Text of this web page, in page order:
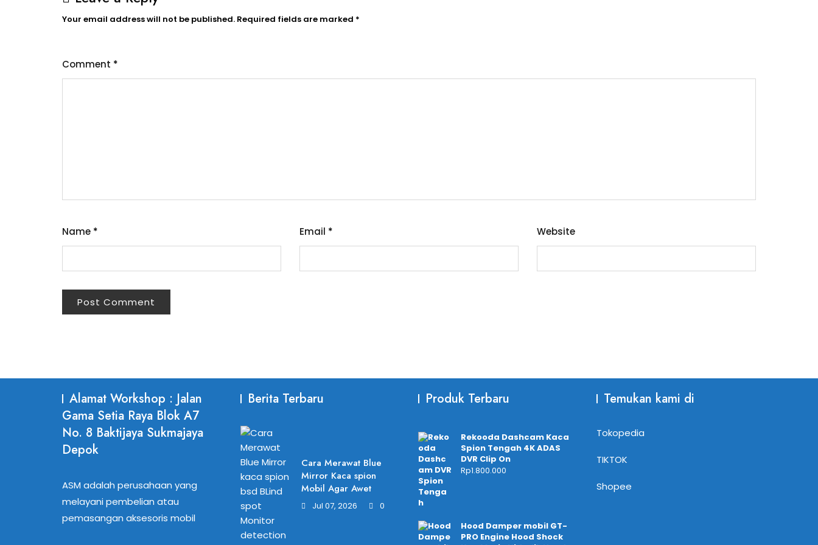
Your email address will not be published. Required fields are marked *
Comment *
Name * Email * Website
Alamat Workshop : Jalan
Gama Setia Raya Blok A7
No. 8 Baktijaya Sukmajaya
Depok
ASM adalah perusahaan yang
melayani pembelian atau
pemasangan aksesoris mobil
Berita Terbaru
Cara Merawat Blue
Mirror Kaca spion
Mobil Agar Awet
Jul 07, 2026 0
Produk Terbaru
Rekooda Dashcam Kaca
Spion Tengah 4K ADAS
DVR Clip On
Rp1.800.000
Hood Damper mobil GT-
PRO Engine Hood Shock
Temukan kami di
Tokopedia
TIKTOK
Shopee